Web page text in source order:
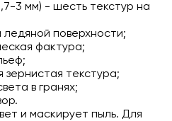
3 мм) - шесть текстур на
поверхности;
фактура;
зернистая текстура;
в гранях;
и маскирует пыль. Для